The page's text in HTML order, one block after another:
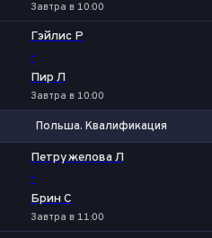
Завтра в 10:00
Гэйлис Р
-
Пир Л
Завтра в 10:00
Польша. Квалификация
Петружелова Л
-
Брин С
Завтра в 11:00